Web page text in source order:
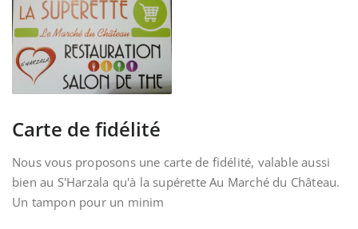
Carte de fidélité
Nous vous proposons une carte de fidélité, valable aussi
bien au S'Harzala qu'à la supérette Au Marché du Château.
Un tampon pour un minim